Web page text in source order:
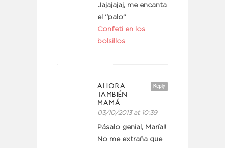
Jajajajaj, me encanta
el “palo”
Confeti en los
bolsillos
Reply
AHORA
TAMBIÉN
MAMÁ
03/10/2013 at 10:39
Pásalo genial, María!!
No me extraña que